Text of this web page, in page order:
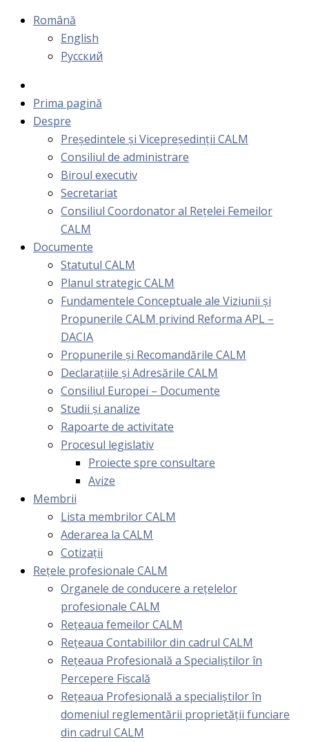
Română
English
Русский
Prima pagină
Despre
Președintele și Vicepreședinții CALM
Consiliul de administrare
Biroul executiv
Secretariat
Consiliul Coordonator al Rețelei Femeilor
CALM
Documente
Statutul CALM
Planul strategic CALM
Fundamentele Conceptuale ale Viziunii și
Propunerile CALM privind Reforma APL –
DACIA
Propunerile și Recomandările CALM
Declarațiile și Adresările CALM
Consiliul Europei – Documente
Studii și analize
Rapoarte de activitate
Procesul legislativ
Proiecte spre consultare
Avize
Membrii
Lista membrilor CALM
Aderarea la CALM
Cotizaţii
Rețele profesionale CALM
Organele de conducere a rețelelor
profesionale CALM
Rețeaua femeilor CALM
Rețeaua Contabililor din cadrul CALM
Rețeaua Profesională a Specialiștilor în
Percepere Fiscală
Reţeaua Profesională a specialiştilor în
domeniul reglementării proprietăţii funciare
din cadrul CALM